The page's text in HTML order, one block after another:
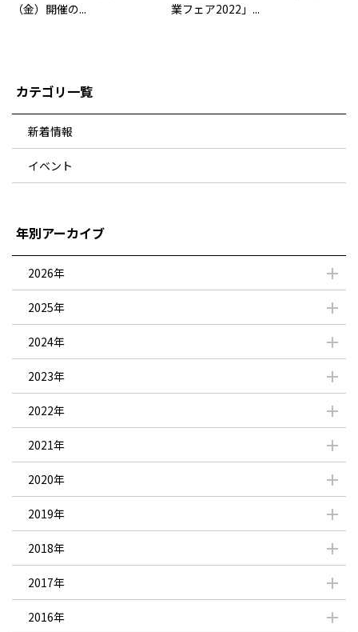
（金）開催の...
業フェア2022」...
カテゴリ一覧
新着情報
イベント
年別アーカイブ
2026年
2025年
2024年
2023年
2022年
2021年
2020年
2019年
2018年
2017年
2016年